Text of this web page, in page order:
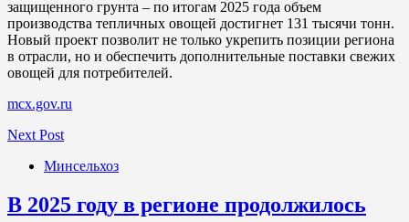
защищенного грунта – по итогам 2025 года объем
производства тепличных овощей достигнет 131 тысячи тонн.
Новый проект позволит не только укрепить позиции региона
в отрасли, но и обеспечить дополнительные поставки свежих
овощей для потребителей.
mcx.gov.ru
Next Post
Минсельхоз
В 2025 году в регионе продолжилось